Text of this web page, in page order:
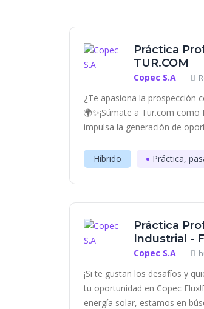
Práctica
TUR.COM
Copec S.A
¿Te apasiona la prospección
🌍✨¡Súmate a Tur.com
impulsa la generación de
Híbrido Práctica,
Práctica
Industrial -
Copec S.A
¡Si te gustan los desafíos y
tu oportunidad en Copec
energía solar, estamos en